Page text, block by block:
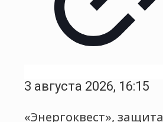
3 августа 2026, 16:15
«Энергоквест», защита